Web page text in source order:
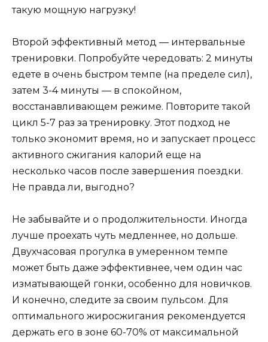
такую мощную нагрузку!
Второй эффективный метод — интервальные
тренировки. Попробуйте чередовать: 2 минуты
едете в очень быстром темпе (на пределе сил),
затем 3-4 минуты — в спокойном,
восстанавливающем режиме. Повторите такой
цикл 5-7 раз за тренировку. Этот подход не
только экономит время, но и запускает процесс
активного сжигания калорий еще на
несколько часов после завершения поездки.
Не правда ли, выгодно?
Не забывайте и о продолжительности. Иногда
лучше проехать чуть медленнее, но дольше.
Двухчасовая прогулка в умеренном темпе
может быть даже эффективнее, чем один час
изматывающей гонки, особенно для новичков.
И конечно, следите за своим пульсом. Для
оптимального жиросжигания рекомендуется
держать его в зоне 60-70% от максимальной